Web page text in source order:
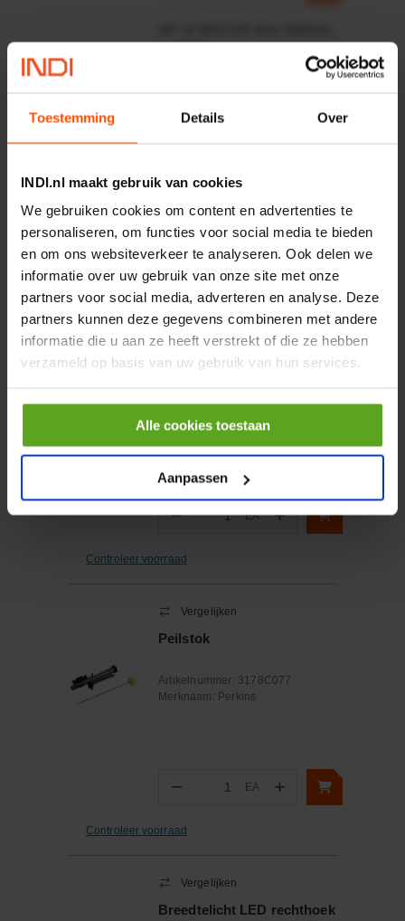
Toestemming Details Over
INDI.nl maakt gebruik van cookies
We gebruiken cookies om content en advertenties te
personaliseren, om functies voor social media te bieden
en om ons websiteverkeer te analyseren. Ook delen we
informatie over uw gebruik van onze site met onze
partners voor social media, adverteren en analyse. Deze
partners kunnen deze gegevens combineren met andere
informatie die u aan ze heeft verstrekt of die ze hebben
verzameld op basis van uw gebruik van hun services.
Alle cookies toestaan
Aanpassen
OK9HPA1240
€ 32,50
incl. BTW
−
Onlangs bekeken:
Vergelijken
Pro Compact Rolmaat 5m
Merknaam:Milwaukee
− Aantal
EA +
Controleer voorraad
Vergelijken
Peilstok
Artikelnummer: 3178C077
Merknaam: Perkins
− Aantal
EA +
Controleer voorraad
Vergelijken
Breedtelicht LED rechthoek